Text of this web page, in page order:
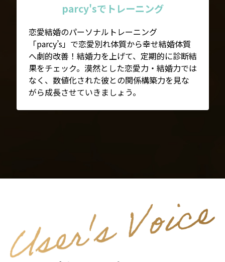
parcy'sでトレーニング
恋愛結婚のパーソナルトレーニング
「parcy’s」で恋愛別れ体質から幸せ結婚体質
へ劇的改善！結婚力を上げて、定期的に診断結
果をチェック。漠然とした恋愛力・結婚力では
なく、数値化された彼との関係構築力を見な
がら成長させていきましょう。